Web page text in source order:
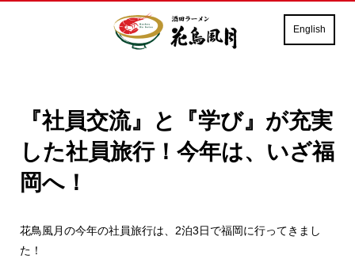
English
『社員交流』と『学び』が充実
した社員旅行！今年は、いざ福
岡へ！
花鳥風月の今年の社員旅行は、2泊3日で福岡に行ってきまし
た！